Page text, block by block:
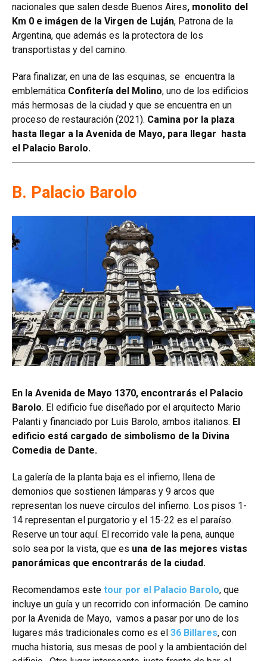
nacionales que salen desde Buenos Aires, monolito del
Km 0 e imágen de la Virgen de Luján, Patrona de la
Argentina, que además es la protectora de los
transportistas y del camino.
Para finalizar, en una de las esquinas, se encuentra la
emblemática Confitería del Molino, uno de los edificios
más hermosas de la ciudad y que se encuentra en un
proceso de restauración (2021). Camina por la plaza
hasta llegar a la Avenida de Mayo, para llegar hasta
el Palacio Barolo.
B. Palacio Barolo
En la Avenida de Mayo 1370, encontrarás el Palacio
Barolo. El edificio fue diseñado por el arquitecto Mario
Palanti y financiado por Luis Barolo, ambos italianos. El
edificio está cargado de simbolismo de la Divina
Comedia de Dante.
La galería de la planta baja es el infierno, llena de
demonios que sostienen lámparas y 9 arcos que
representan los nueve círculos del infierno. Los pisos 1-
14 representan el purgatorio y el 15-22 es el paraíso.
Reserve un tour aquí. El recorrido vale la pena, aunque
solo sea por la vista, que es una de las mejores vistas
panorámicas que encontrarás de la ciudad.
Recomendamos este tour por el Palacio Barolo, que
incluye un guía y un recorrido con información. De camino
por la Avenida de Mayo, vamos a pasar por uno de los
lugares más tradicionales como es el 36 Billares, con
mucha historia, sus mesas de pool y la ambientación del